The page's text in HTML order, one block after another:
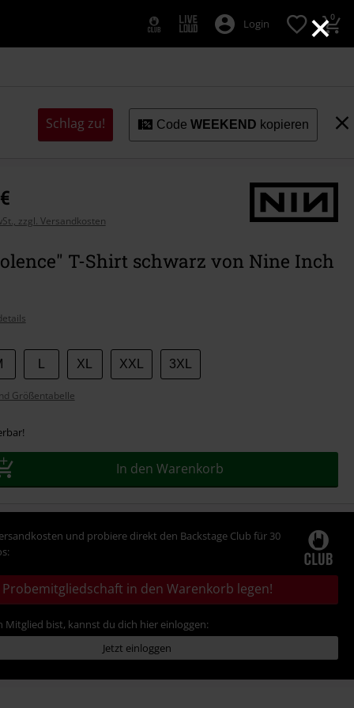
×
Login 0
Schlag zu! CodeWEEKEND kopieren
zzgl. Versandkosten
T-Shirt schwarz von Nine Inch
XL XXL 3XL
Größentabelle
In den Warenkorb
und probiere direkt den Backstage Club für 30
Probemitgliedschaft in den Warenkorb legen!
Mitglied bist, kannst du dich hier einloggen:
Jetzt einloggen